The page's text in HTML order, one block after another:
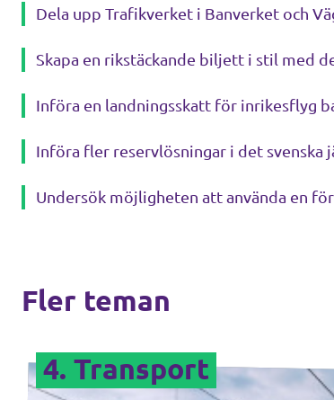
Dela upp Trafikverket i Banverket och
Skapa en rikstäckande biljett i stil med
Införa en landningsskatt för inrikesflyg
Införa fler reservlösningar i det svenska
Undersök möjligheten att använda en
Fler teman
4. Transport